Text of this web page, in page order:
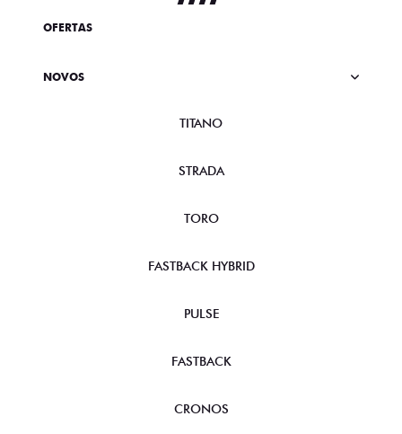
OFERTAS
NOVOS
TITANO
STRADA
TORO
FASTBACK HYBRID
PULSE
FASTBACK
CRONOS